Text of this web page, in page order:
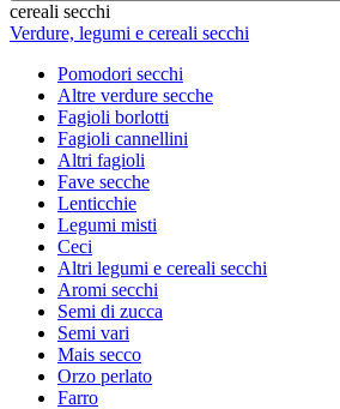
cereali secchi
Verdure, legumi e cereali secchi
Pomodori secchi
Altre verdure secche
Fagioli borlotti
Fagioli cannellini
Altri fagioli
Fave secche
Lenticchie
Legumi misti
Ceci
Altri legumi e cereali secchi
Aromi secchi
Semi di zucca
Semi vari
Mais secco
Orzo perlato
Farro